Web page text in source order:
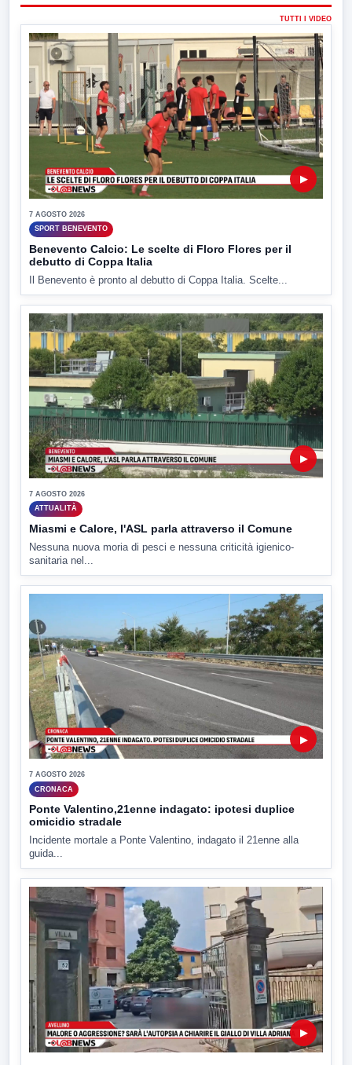
TUTTI I VIDEO
▶
7 AGOSTO 2026
SPORT BENEVENTO
Benevento Calcio: Le scelte di Floro Flores per il
debutto di Coppa Italia
Il Benevento è pronto al debutto di Coppa Italia. Scelte...
▶
7 AGOSTO 2026
ATTUALITÀ
Miasmi e Calore, l'ASL parla attraverso il Comune
Nessuna nuova moria di pesci e nessuna criticità igienico-
sanitaria nel...
▶
7 AGOSTO 2026
CRONACA
Ponte Valentino,21enne indagato: ipotesi duplice
omicidio stradale
Incidente mortale a Ponte Valentino, indagato il 21enne alla
guida...
▶